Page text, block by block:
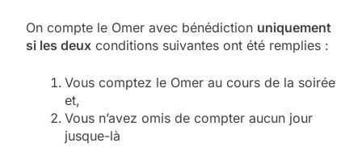
On compte le Omer avec bénédiction uniquement
si les deux conditions suivantes ont été remplies :
Vous comptez le Omer au cours de la soirée
et,
Vous n’avez omis de compter aucun jour
jusque-là